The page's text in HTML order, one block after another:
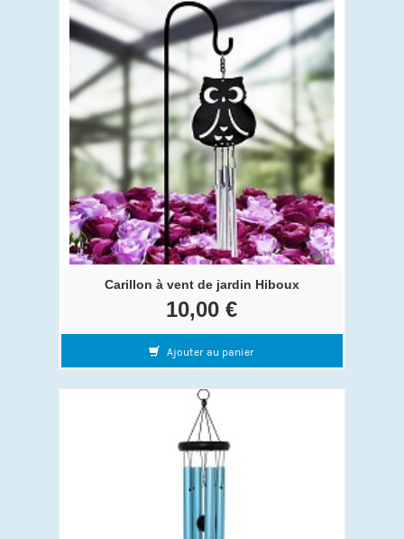
Carillon à vent de jardin Hiboux
10,00 €
Ajouter au panier